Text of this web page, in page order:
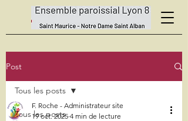
Post
Tous les posts
Tous les posts
F. Roche - Administrateur site
19 oct. 2025 4 min de lecture